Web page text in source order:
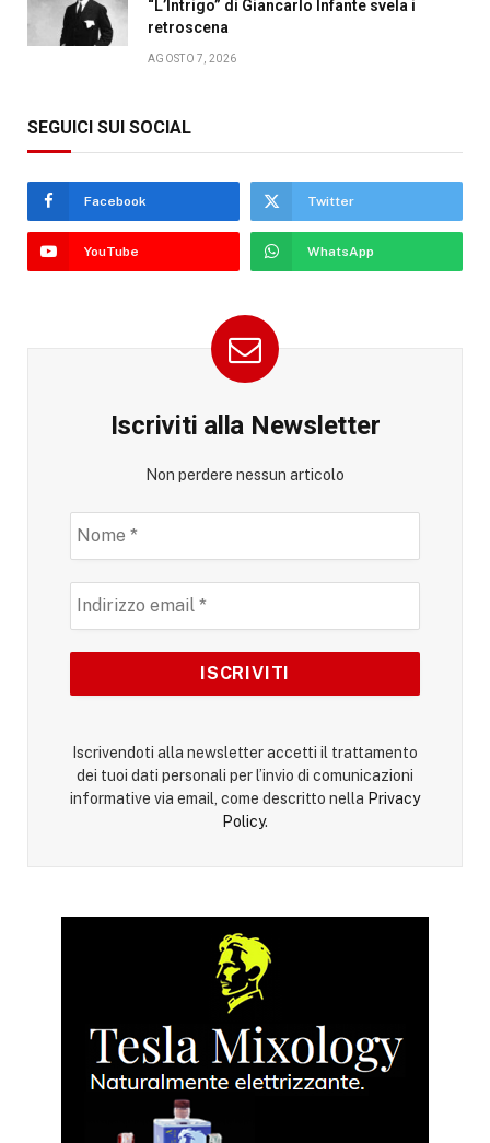
“L’Intrigo” di Giancarlo Infante svela i
retroscena
AGOSTO 7, 2026
SEGUICI SUI SOCIAL
Facebook Twitter
YouTube WhatsApp
Iscriviti alla Newsletter
Non perdere nessun articolo
Iscrivendoti alla newsletter accetti il trattamento
dei tuoi dati personali per l’invio di comunicazioni
informative via email, come descritto nella Privacy
Policy.